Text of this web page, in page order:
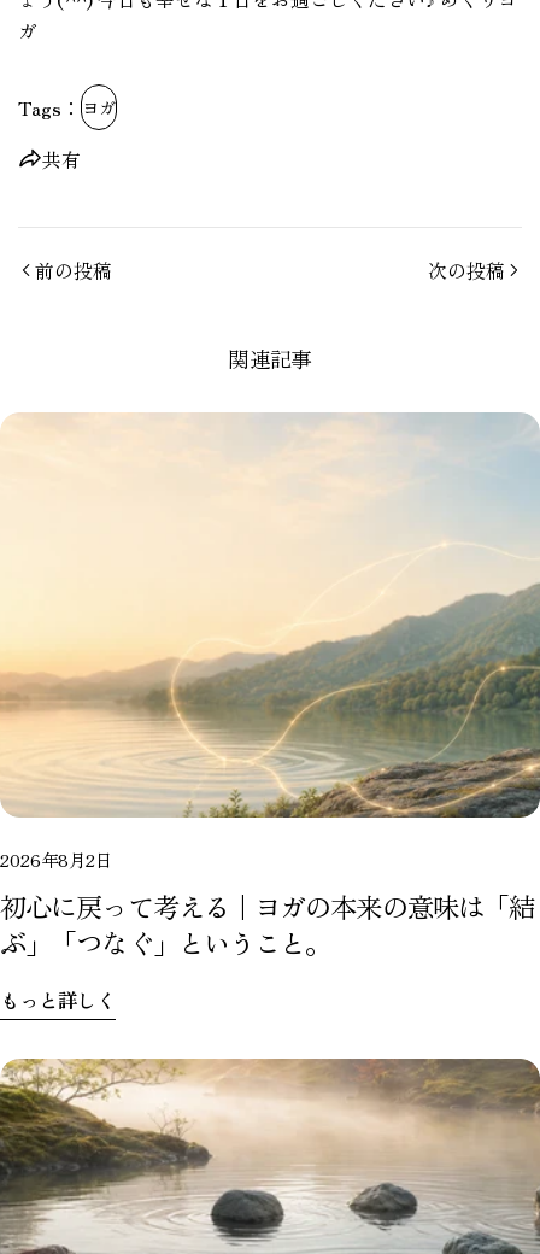
ガ
Tags： ヨガ
共有
前の投稿 次の投稿
関連記事
2026年8月2日
初心に戻って考える｜ヨガの本来の意味は「結
ぶ」「つなぐ」ということ。
もっと詳しく